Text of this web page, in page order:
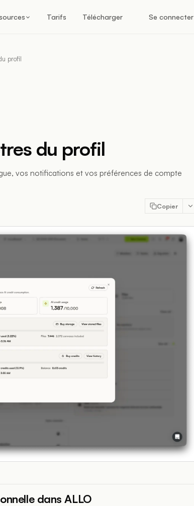
Tarifs Télécharger Se connecter
profil
du profil
vos notifications et vos préférences de compte
Copier
dans ALLO